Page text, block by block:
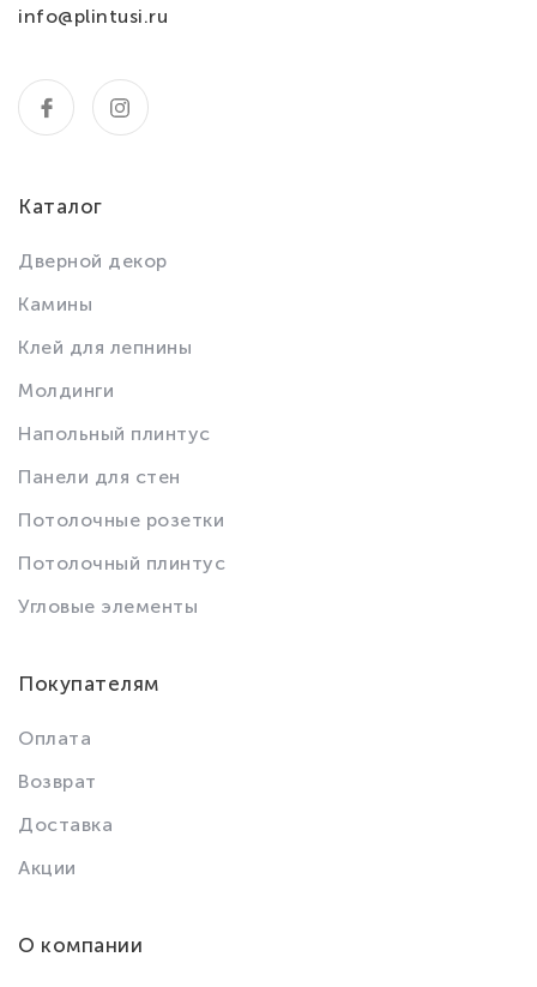
info@plintusi.ru
Каталог
Дверной декор
Камины
Клей для лепнины
Молдинги
Напольный плинтус
Панели для стен
Потолочные розетки
Потолочный плинтус
Угловые элементы
Покупателям
Оплата
Возврат
Доставка
Акции
О компании